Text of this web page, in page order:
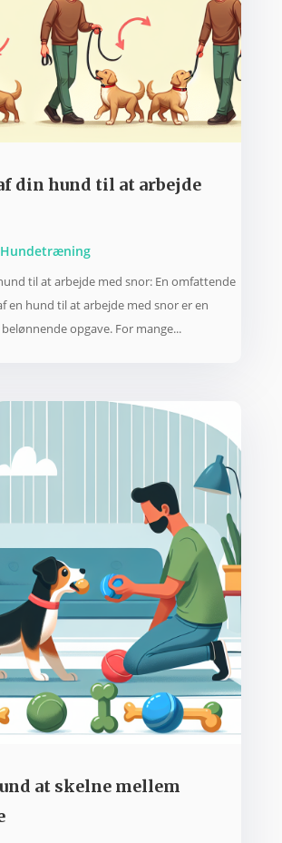
din hund til at arbejde
Hundetræning
til at arbejde med snor: En omfattende
en hund til at arbejde med snor er en
opgave. For mange...
at skelne mellem